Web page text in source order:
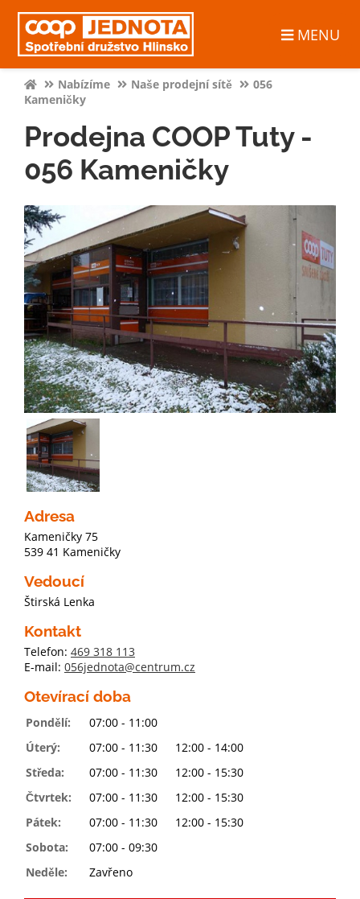
MENU
Nabízíme Naše prodejní sítě
056
Kameničky
Prodejna COOP Tuty -
056 Kameničky
Adresa
Kameničky 75
539 41 Kameničky
Vedoucí
Štirská Lenka
Kontakt
Telefon: 469 318 113
E-mail: 056jednota@centrum.cz
Otevírací doba
Pondělí:
07:00 - 11:00
Úterý:
07:00 - 11:30
12:00 - 14:00
Středa:
07:00 - 11:30
12:00 - 15:30
Čtvrtek:
07:00 - 11:30
12:00 - 15:30
Pátek:
07:00 - 11:30
12:00 - 15:30
Sobota:
07:00 - 09:30
Neděle:
Zavřeno